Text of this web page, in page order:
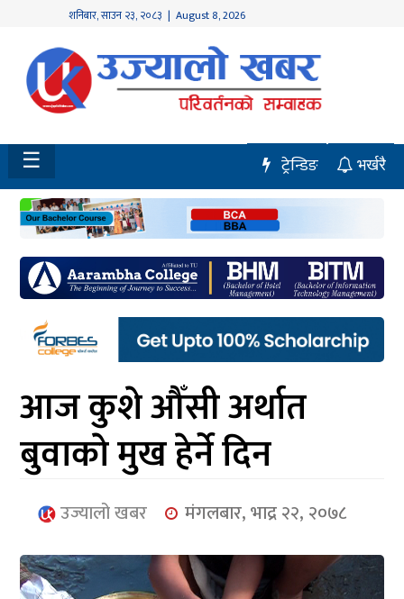
शनिबार,साउन २३, २०८३ | August 8, 2026
होमपेज
नवलपुर
विशेष
मध्य
नेपाल
चितवन
सेरोफेरो
समाचार
आर्थिक
मनोरञ्जन
खेलकुद
प्रबास
☰ भर्खरै
ट्रेन्डिङ
आज कुशे औँसी अर्थात
बुवाकाे मुख हेर्ने दिन
उज्यालो खबर मंगलबार, भाद्र २२, २०७८